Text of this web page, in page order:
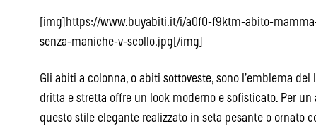
[img]https://www.buyabiti.it/i/a0f0-f9ktm-abito-
senza-maniche-v-scollo.jpg[/img]
Gli abiti a colonna, o abiti sottoveste, sono l’emblema
dritta e stretta offre un look moderno e sofisticato. Per
questo stile elegante realizzato in seta pesante o ornato